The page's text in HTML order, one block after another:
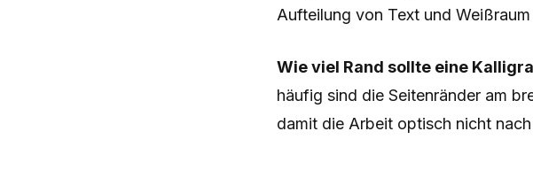
Aufteilung von Text und
Wie viel Rand sollte eine
häufig sind die Seitenränder am
damit die Arbeit optisch nicht